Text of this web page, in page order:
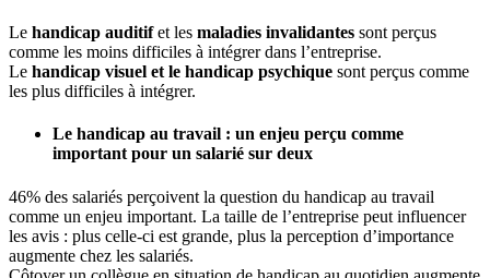
Le handicap auditifet les maladies invalidantes sont perçus
comme les moins difficiles à intégrer dans l’entreprise.
Le handicap visuel et le handicap psychique sont perçus comme
les plus difficiles à intégrer.
Le handicap au travail : un enjeu perçu comme
important pour un salarié sur deux
46% des salariés perçoivent la question du handicap au travail
comme un enjeu important. La taille de l’entreprise peut influencer
les avis : plus celle-ci est grande, plus la perception d’importance
augmente chez les salariés.